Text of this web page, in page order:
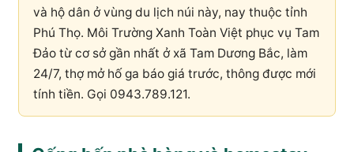
và hộ dân ở vùng du lịch núi này, nay thuộc tỉnh
Phú Thọ. Môi Trường Xanh Toàn Việt phục vụ Tam
Đảo từ cơ sở gần nhất ở xã Tam Dương Bắc, làm
24/7, thợ mở hố ga báo giá trước, thông được mới
tính tiền. Gọi 0943.789.121.